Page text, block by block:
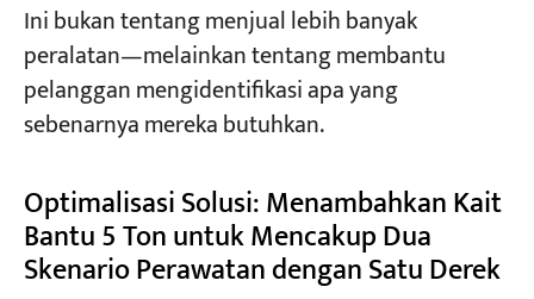
Ini bukan tentang menjual lebih banyak
peralatan—melainkan tentang membantu
pelanggan mengidentifikasi apa yang
sebenarnya mereka butuhkan.
Optimalisasi Solusi: Menambahkan Kait
Bantu 5 Ton untuk Mencakup Dua
Skenario Perawatan dengan Satu Derek